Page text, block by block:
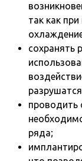
так как
сохранять
ряда;